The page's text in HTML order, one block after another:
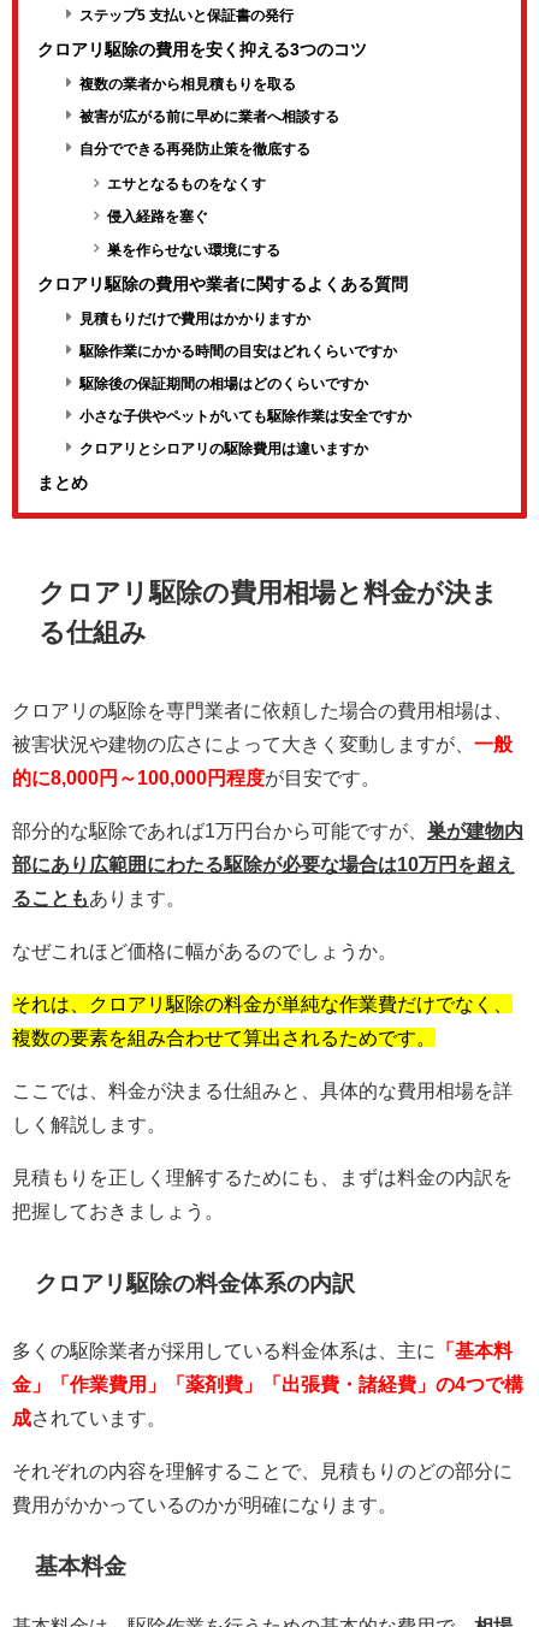
ステップ5 支払いと保証書の発行
クロアリ駆除の費用を安く抑える3つのコツ
複数の業者から相見積もりを取る
被害が広がる前に早めに業者へ相談する
自分でできる再発防止策を徹底する
エサとなるものをなくす
侵入経路を塞ぐ
巣を作らせない環境にする
クロアリ駆除の費用や業者に関するよくある質問
見積もりだけで費用はかかりますか
駆除作業にかかる時間の目安はどれくらいですか
駆除後の保証期間の相場はどのくらいですか
小さな子供やペットがいても駆除作業は安全ですか
クロアリとシロアリの駆除費用は違いますか
まとめ
クロアリ駆除の費用相場と料金が決ま
る仕組み
クロアリの駆除を専門業者に依頼した場合の費用相場は、
被害状況や建物の広さによって大きく変動しますが、 一般
的に8,000円～100,000円程度が目安です。
部分的な駆除であれば1万円台から可能ですが、 巣が建物内
部にあり広範囲にわたる駆除が必要な場合は10万円を超え
ることもあります。
なぜこれほど価格に幅があるのでしょうか。
それは、クロアリ駆除の料金が単純な作業費だけでなく、
複数の要素を組み合わせて算出されるためです。
ここでは、料金が決まる仕組みと、具体的な費用相場を詳
しく解説します。
見積もりを正しく理解するためにも、まずは料金の内訳を
把握しておきましょう。
クロアリ駆除の料金体系の内訳
多くの駆除業者が採用している料金体系は、主に
「基本料
金」「作業費用」「薬剤費」「出張費・諸経費」の4つで構
成されています。
それぞれの内容を理解することで、見積もりのどの部分に
費用がかかっているのかが明確になります。
基本料金